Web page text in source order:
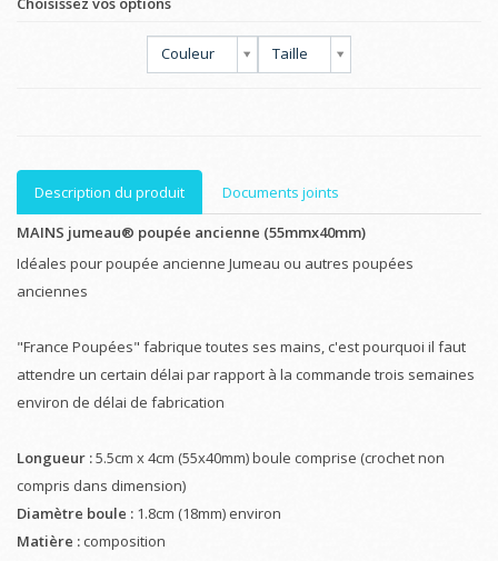
Couleur Taille
Description du produit
Documents joints
MAINS jumeau® poupée ancienne (55mmx40mm)
Idéales pour poupée ancienne Jumeau ou autres poupées
anciennes
"France Poupées" fabrique toutes ses mains, c'est pourquoi il faut
attendre un certain délai par rapport à la commande trois semaines
environ de délai de fabrication
Longueur :5.5cm x 4cm (55x40mm) boule comprise (crochet non
compris dans dimension)
Diamètre boule : 1.8cm (18mm) environ
Matière : composition